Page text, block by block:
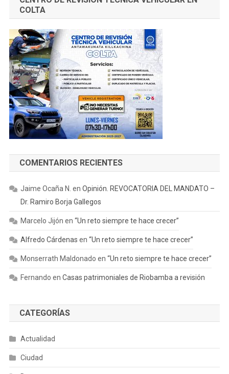
COLTA
COMENTARIOS RECIENTES
Jaime Ocaña N. en Opinión. REVOCATORIA DEL MANDATO –
Dr. Ramiro Borja Gallegos
Marcelo Jijón en “Un reto siempre te hace crecer”
Alfredo Cárdenas en “Un reto siempre te hace crecer”
Monserrath Maldonado en “Un reto siempre te hace crecer”
Fernando en Casas patrimoniales de Riobamba a revisión
CATEGORÍAS
Actualidad
Ciudad